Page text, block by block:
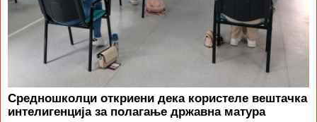
Средношколци откриени дека користеле вештачка
интелигенција за полагање државна матура